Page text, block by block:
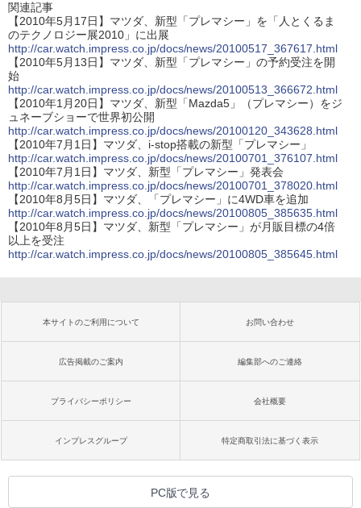
関連記事
【2010年5月17日】マツダ、新型「プレマシー」を「人とくるま
のテクノロジー展2010」に出展
http://car.watch.impress.co.jp/docs/news/20100517_367617.html
【2010年5月13日】マツダ、新型「プレマシー」の予約受注を開
始
http://car.watch.impress.co.jp/docs/news/20100513_366672.html
【2010年1月20日】マツダ、新型「Mazda5」（プレマシー）をジ
ュネーブショーで世界初公開
http://car.watch.impress.co.jp/docs/news/20100120_343628.html
【2010年7月1日】マツダ、i-stop搭載の新型「プレマシー」
http://car.watch.impress.co.jp/docs/news/20100701_376107.html
【2010年7月1日】マツダ、新型「プレマシー」発表会
http://car.watch.impress.co.jp/docs/news/20100701_378020.html
【2010年8月5日】マツダ、「プレマシー」に4WD車を追加
http://car.watch.impress.co.jp/docs/news/20100805_385635.html
【2010年8月5日】マツダ、新型「プレマシー」が月販目標の4倍
以上を受注
http://car.watch.impress.co.jp/docs/news/20100805_385645.html
本サイトのご利用について お問い合わせ
広告掲載のご案内 編集部へのご連絡
プライバシーポリシー 会社概要
インプレスグループ 特定商取引法に基づく表示
PC版で見る